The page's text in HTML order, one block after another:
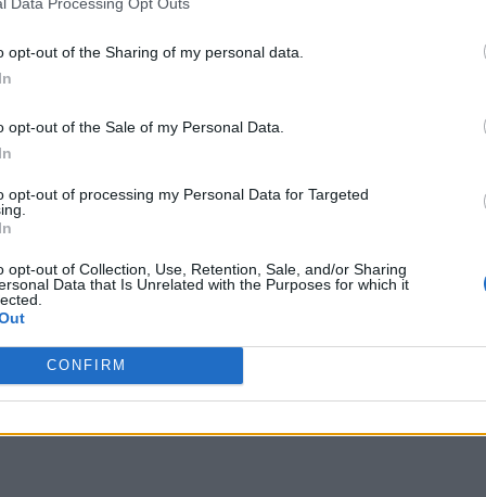
por no participar en la divulgación adicional de su información
en la Lista de participantes intermedios de la IAB.
opt-out of the Sharing of my personal data.
opt-out of the Sale of my Personal Data.
opt-out of processing my Personal Data for Targeted
opt-out of Collection, Use, Retention, Sale, and/or Sharing
Data that Is Unrelated with the Purposes for which it
CONFIRM